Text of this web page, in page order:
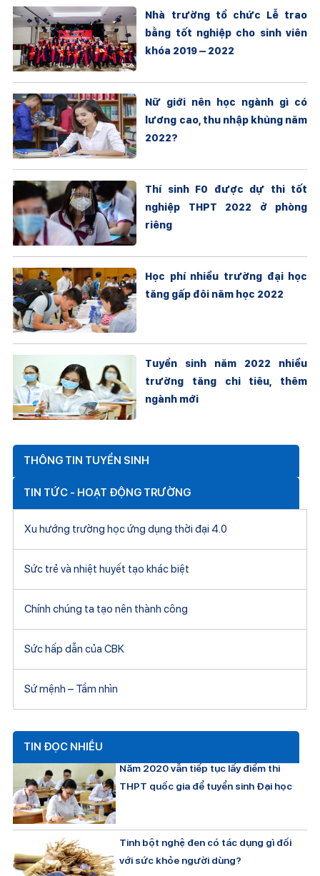
Nhà trường tổ chức Lễ trao
bằng tốt nghiệp cho sinh viên
khóa 2019 – 2022
Nữ giới nên học ngành gì có
lương cao, thu nhập khủng năm
2022?
Thí sinh F0 được dự thi tốt
nghiệp THPT 2022 ở phòng
riêng
Học phí nhiều trường đại học
tăng gấp đôi năm học 2022
Tuyển sinh năm 2022 nhiều
trường tăng chỉ tiêu, thêm
ngành mới
THÔNG TIN TUYỂN SINH
TIN TỨC - HOẠT ĐỘNG TRƯỜNG
Xu hướng trường học ứng dụng thời đại 4.0
Sức trẻ và nhiệt huyết tạo khác biệt
Chính chúng ta tạo nên thành công
Sức hấp dẫn của CBK
Sứ mệnh – Tầm nhìn
TIN ĐỌC NHIỀU
Năm 2020 vẫn tiếp tục lấy điểm thi
THPT quốc gia để tuyển sinh Đại học
Tinh bột nghệ đen có tác dụng gì đối
với sức khỏe người dùng?